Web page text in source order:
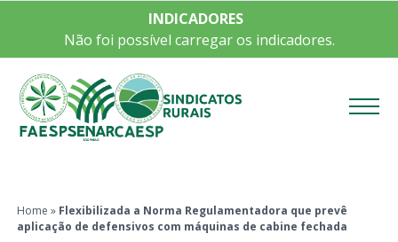
INDICADORES
Não foi possível carregar os indicadores.
Home » Flexibilizada a Norma Regulamentadora que prevê
aplicação de defensivos com máquinas de cabine fechada